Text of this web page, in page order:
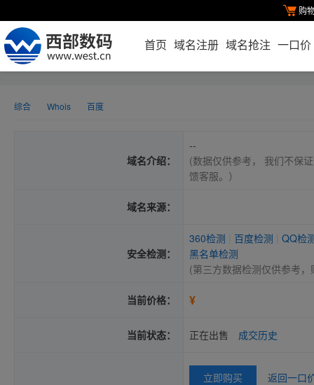
购
首页 域名注册 域名抢注 一口价
综合 Whois 百度
域名介绍：
--
(数据仅供参考， 我们不保
馈客服。）
域名来源：
安全检测：
360检测 百度检测
QQ检
黑名单检测
(第三方数据检测仅供参考
当前价格： ¥
当前状态： 正在出售 成交历史
立即购买 返回一口